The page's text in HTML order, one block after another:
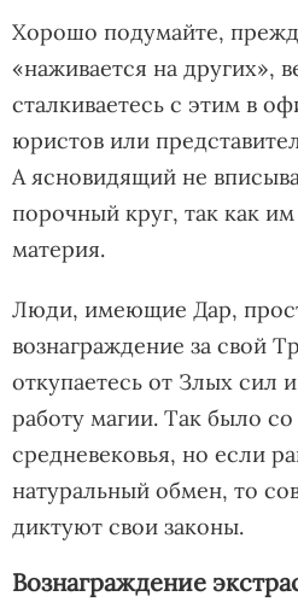
Хорошо подумайте,
«наживается на других»,
сталкиваетесь с этим в
юристов или
А ясновидящий не
порочный круг, так как
материя.
Люди, имеющие Дар,
вознаграждение за свой
откупаетесь от Злых сил
работу магии. Так было
средневековья, но если
натуральный обмен, то
диктуют свои законы.
Вознаграждение